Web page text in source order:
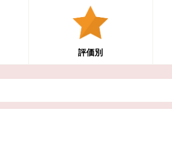
評価別